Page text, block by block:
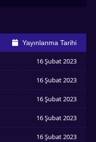
Yayınlanma Tarihi
16 Şubat 2023
16 Şubat 2023
16 Şubat 2023
16 Şubat 2023
16 Şubat 2023